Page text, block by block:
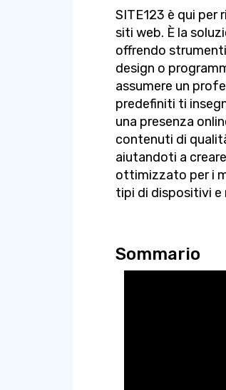
SITE123 è qui
siti web. È la
offrendo
design o
assumere un
predefiniti ti
una presenza
contenuti di
aiutandoti a
ottimizzato per i
tipi di dispositivi e
Sommario